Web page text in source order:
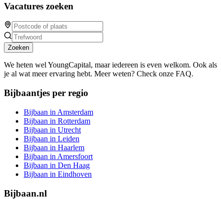
Vacatures zoeken
Zoeken
We heten wel YoungCapital, maar iedereen is even welkom. Ook als
je al wat meer ervaring hebt. Meer weten? Check onze FAQ.
Bijbaantjes per regio
Bijbaan in Amsterdam
Bijbaan in Rotterdam
Bijbaan in Utrecht
Bijbaan in Leiden
Bijbaan in Haarlem
Bijbaan in Amersfoort
Bijbaan in Den Haag
Bijbaan in Eindhoven
Bijbaan.nl